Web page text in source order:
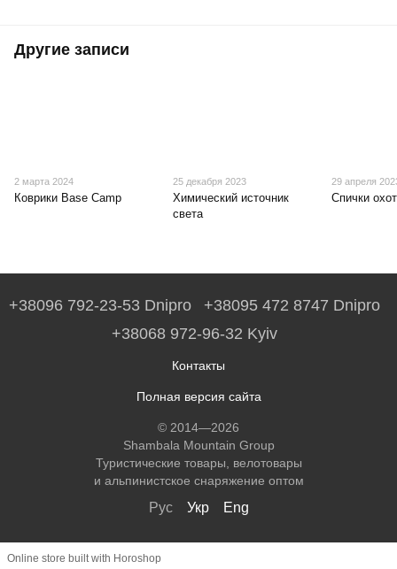
Другие записи
2 марта 2024
Коврики Base Camp
25 декабря 2023
Химический источник
света
29 апреля
Спички
+38096 792-23-53 Dnipro
+38095 472 8747 Dnipro
+38068 972-96-32 Kyiv
Контакты
Полная версия сайта
© 2014—2026
Shambala Mountain Group
Туристические товары, велотовары
и альпинистское снаряжение оптом
Рус Укр Eng
Online store built with Horoshop